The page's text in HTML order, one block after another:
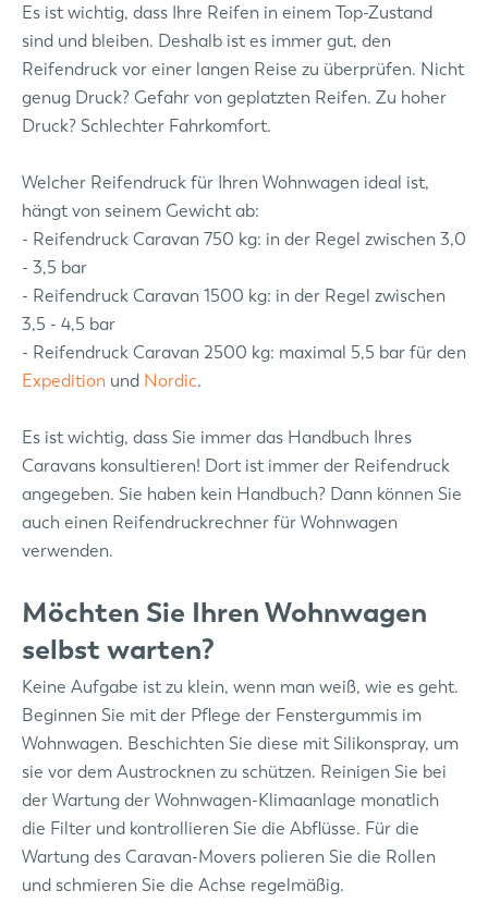
Es ist wichtig, dass Ihre Reifen in einem Top-Zustand
sind und bleiben. Deshalb ist es immer gut, den
Reifendruck vor einer langen Reise zu überprüfen. Nicht
genug Druck? Gefahr von geplatzten Reifen. Zu hoher
Druck? Schlechter Fahrkomfort.
Welcher Reifendruck für Ihren Wohnwagen ideal ist,
hängt von seinem Gewicht ab:
- Reifendruck Caravan 750 kg: in der Regel zwischen 3,0
- 3,5 bar
- Reifendruck Caravan 1500 kg: in der Regel zwischen
3,5 - 4,5 bar
- Reifendruck Caravan 2500 kg: maximal 5,5 bar für den
Expedition und Nordic.
Es ist wichtig, dass Sie immer das Handbuch Ihres
Caravans konsultieren! Dort ist immer der Reifendruck
angegeben. Sie haben kein Handbuch? Dann können Sie
auch einen Reifendruckrechner für Wohnwagen
verwenden.
Möchten Sie Ihren Wohnwagen
selbst warten?
Keine Aufgabe ist zu klein, wenn man weiß, wie es geht.
Beginnen Sie mit der Pflege der Fenstergummis im
Wohnwagen. Beschichten Sie diese mit Silikonspray, um
sie vor dem Austrocknen zu schützen. Reinigen Sie bei
der Wartung der Wohnwagen-Klimaanlage monatlich
die Filter und kontrollieren Sie die Abflüsse. Für die
Wartung des Caravan-Movers polieren Sie die Rollen
und schmieren Sie die Achse regelmäßig.